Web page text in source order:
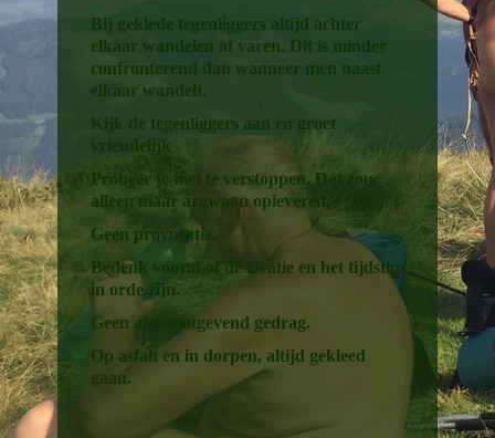
Bij geklede tegenliggers altijd achter
elkaar wandelen of varen. Dit is minder
confronterend dan wanneer men naast
elkaar wandelt.
Kijk de tegenliggers aan en groet
vriendelijk
Probeer je niet te verstoppen. Dat zou
alleen maar argwaan opleveren.
Geen provocatie.
Bedenk vooraf of de locatie en het tijdstip
in orde zijn.
Geen aanstootgevend gedrag.
Op asfalt en in dorpen, altijd gekleed
gaan.